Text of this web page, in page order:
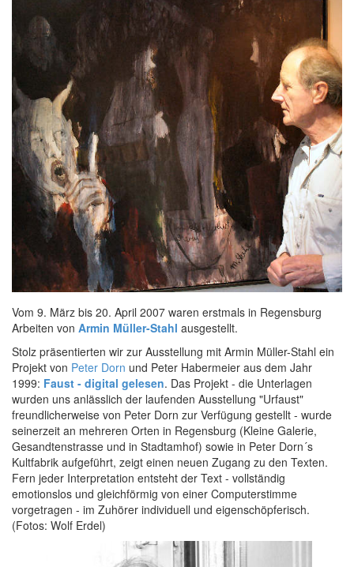
Vom 9. März bis 20. April 2007 waren erstmals in Regensburg
Arbeiten von Armin Müller-Stahl ausgestellt.
Stolz präsentierten wir zur Ausstellung mit Armin Müller-Stahl ein
Projekt von Peter Dorn und Peter Habermeier aus dem Jahr
1999: Faust - digital gelesen. Das Projekt - die Unterlagen
wurden uns anlässlich der laufenden Ausstellung "Urfaust"
freundlicherweise von Peter Dorn zur Verfügung gestellt - wurde
seinerzeit an mehreren Orten in Regensburg (Kleine Galerie,
Gesandtenstrasse und in Stadtamhof) sowie in Peter Dorn´s
Kultfabrik aufgeführt, zeigt einen neuen Zugang zu den Texten.
Fern jeder Interpretation entsteht der Text - vollständig
emotionslos und gleichförmig von einer Computerstimme
vorgetragen - im Zuhörer individuell und eigenschöpferisch.
(Fotos: Wolf Erdel)